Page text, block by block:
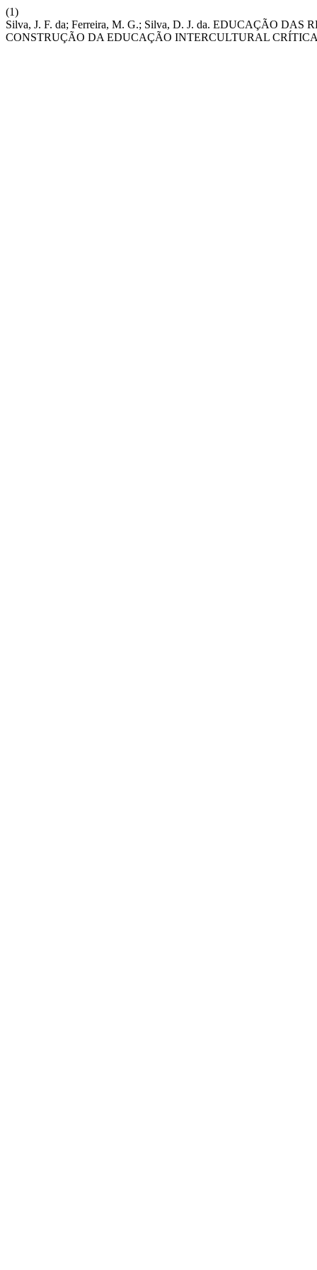
(1)
Silva, J. F. da; Ferreira, M. G.; Silva, D. J. da. EDUCAÇÃO
CONSTRUÇÃO DA EDUCAÇÃO INTERCULTURAL